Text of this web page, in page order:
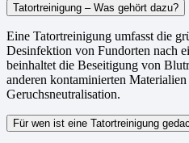
Tatortreinigung – Was gehört dazu?
Eine Tatortreinigung umfasst die
Desinfektion von Fundorten nach
beinhaltet die Beseitigung von
anderen kontaminierten
Geruchsneutralisation.
Für wen ist eine Tatortreinigung